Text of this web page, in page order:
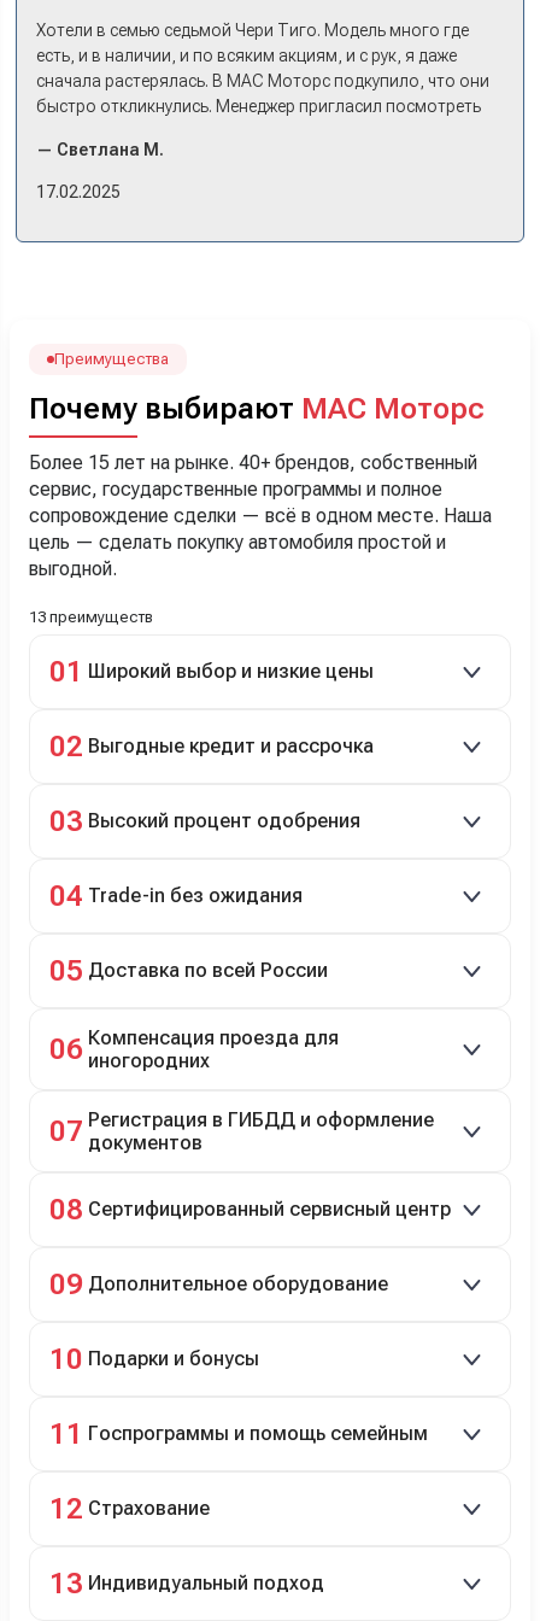
Хотели в семью седьмой Чери Тиго. Модель много где
есть, и в наличии, и по всяким акциям, и с рук, я даже
сначала растерялась. В МАС Моторс подкупило, что они
быстро откликнулись. Менеджер пригласил посмотреть
примериться. Нам тут недалеко, пришли в салон - и в тот
же день купили машину! Неожиданно, но довольны! Все
менеджеру Сергею, профессионал своего дела!
— Светлана М.
17.02.2025
Преимущества
Почему выбирают МАС Моторс
Более 15 лет на рынке. 40+ брендов, собственный
сервис, государственные программы и полное
сопровождение сделки — всё в одном месте. Наша
цель — сделать покупку автомобиля простой и
выгодной.
13 преимуществ
01 Широкий выбор и низкие цены
подержанные авто.
02 Выгодные кредит и рассрочка
рассрочка 0% на 2 года при первом взносе 35–50%.
03 Высокий процент одобрения
04 Trade-in без ожидания
05 Доставка по всей России
06 Компенсация проезда для
иногородних
07 Регистрация в ГИБДД и оформление
документов
08 Сертифицированный сервисный центр
технический ремонт.
09 Дополнительное оборудование
10 Подарки и бонусы
программе лояльности.
11 Госпрограммы и помощь семейным
12 Страхование
бонусами для клиентов.
13 Индивидуальный подход